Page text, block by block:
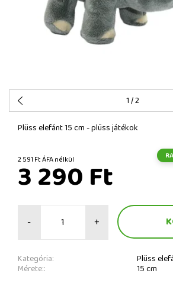
1/ 2
Plüss elefánt 15 cm - plüss játékok
2 591 Ft ÁFA nélkül
3 290 Ft
- +
Kategória: Plüss
Mérete:: 15 cm